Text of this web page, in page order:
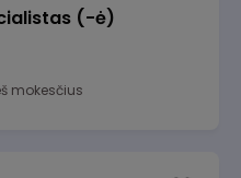
(-ė)
mokesčius